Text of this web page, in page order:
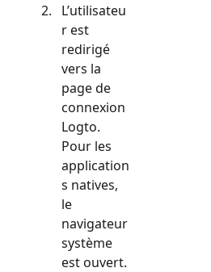
L’utilisateu
r est
redirigé
vers la
page de
connexion
Logto.
Pour les
application
s natives,
le
navigateur
système
est ouvert.